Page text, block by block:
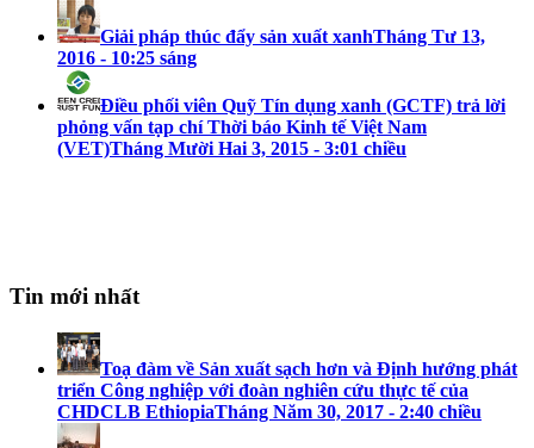
Giải pháp thúc đẩy sản xuất xanhTháng Tư 13,
2016 - 10:25 sáng
Điều phối viên Quỹ Tín dụng xanh (GCTF) trả lời
phỏng vấn tạp chí Thời báo Kinh tế Việt Nam
(VET)Tháng Mười Hai 3, 2015 - 3:01 chiều
Tin mới nhất
Toạ đàm về Sản xuất sạch hơn và Định hướng phát
triển Công nghiệp với đoàn nghiên cứu thực tế của
CHDCLB EthiopiaTháng Năm 30, 2017 - 2:40 chiều